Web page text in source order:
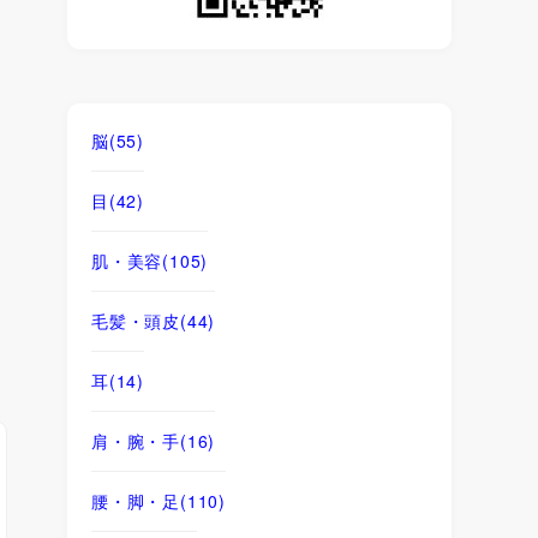
脳(55)
目 (42)
肌・美容(105)
毛髪・頭皮(44)
耳(14)
肩・腕・手(16)
腰・脚・足 (110)